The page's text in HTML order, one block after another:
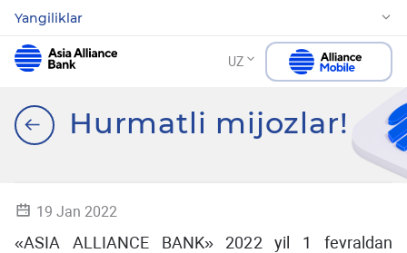
Yangiliklar
UZ
Hurmatli mijozlar!
19 Jan 2022
«ASIA ALLIANCE BANK» 2022 yil 1 fevraldan